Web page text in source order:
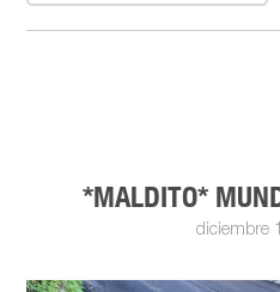
*MALDITO*
diciembre